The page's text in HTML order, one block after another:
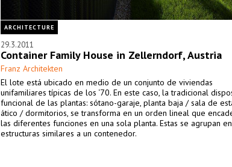
ARCHITECTURE
29.3.2011
Container Family House in Zellerndorf, Austria
Franz Architekten
El lote está ubicado en medio de un conjunto de viviendas
unifamiliares típicas de los ‘70. En este caso, la tradicional
funcional de las plantas: sótano-garaje, planta baja / sala de
ático / dormitorios, se transforma en un orden lineal que
las diferentes funciones en una sola planta. Estas se agrupan
estructuras similares a un contenedor.